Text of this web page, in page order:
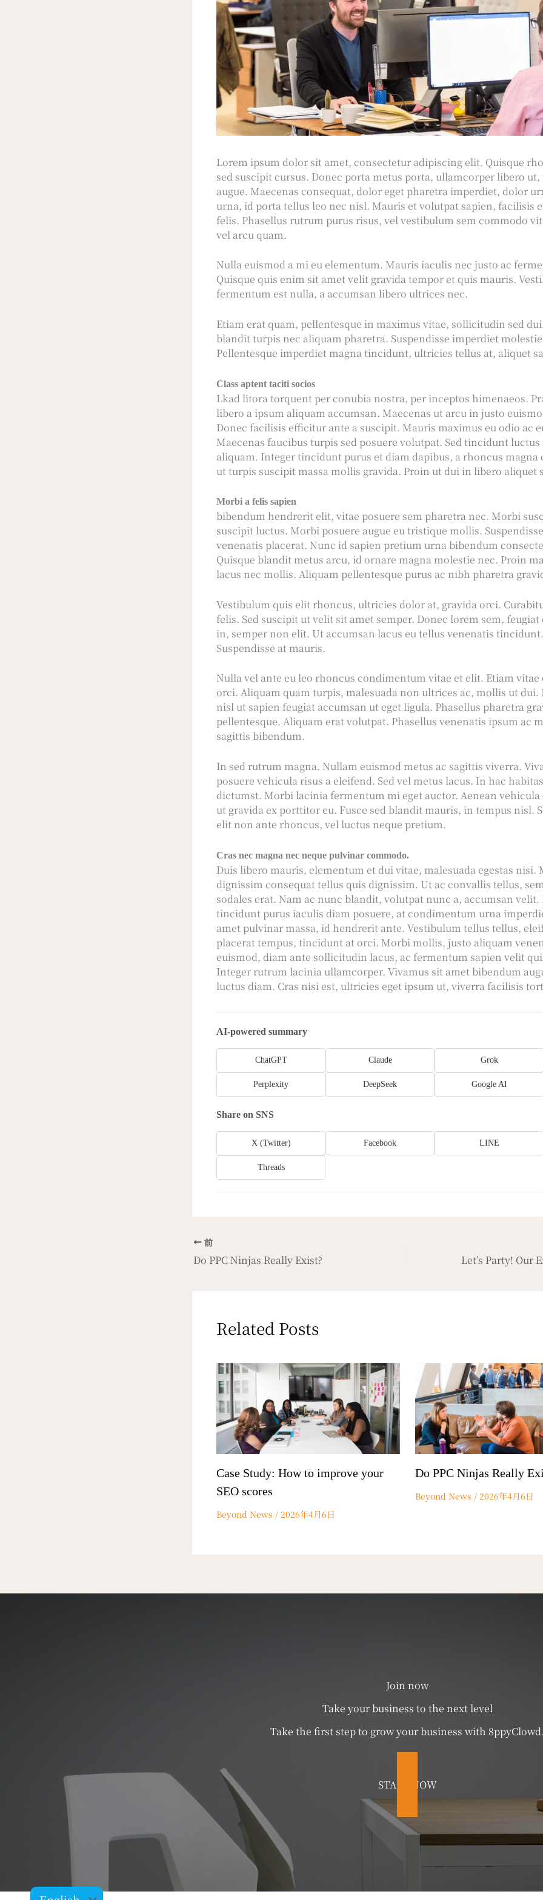
Lorem ipsum dolor sit amet, consectetur adipiscing elit. Quisque
sed suscipit cursus. Donec porta metus porta, ullamcorper libero
augue. Maecenas consequat, dolor eget pharetra imperdiet, dolor
urna, id porta tellus leo nec nisl. Mauris et volutpat sapien, facilisis
felis. Phasellus rutrum purus risus, vel vestibulum sem commodo
vel arcu quam.
Nulla euismod a mi eu elementum. Mauris iaculis nec justo ac
Quisque quis enim sit amet velit gravida tempor et quis mauris.
fermentum est nulla, a accumsan libero ultrices nec.
Etiam erat quam, pellentesque in maximus vitae, sollicitudin sed
blandit turpis nec aliquam pharetra. Suspendisse imperdiet
Pellentesque imperdiet magna tincidunt, ultricies tellus at, aliquet
Class aptent taciti socios
Lkad litora torquent per conubia nostra, per inceptos himenaeos.
libero a ipsum aliquam accumsan. Maecenas ut arcu in justo
Donec facilisis efficitur ante a suscipit. Mauris maximus eu odio ac
Maecenas faucibus turpis sed posuere volutpat. Sed tincidunt luctus
aliquam. Integer tincidunt purus et diam dapibus, a rhoncus magna
ut turpis suscipit massa mollis gravida. Proin ut dui in libero aliquet
Morbi a felis sapien
bibendum hendrerit elit, vitae posuere sem pharetra nec. Morbi
suscipit luctus. Morbi posuere augue eu tristique mollis.
venenatis placerat. Nunc id sapien pretium urna bibendum
Quisque blandit metus arcu, id ornare magna molestie nec. Proin
lacus nec mollis. Aliquam pellentesque purus ac nibh pharetra
Vestibulum quis elit rhoncus, ultricies dolor at, gravida orci.
felis. Sed suscipit ut velit sit amet semper. Donec lorem sem, feugiat
in, semper non elit. Ut accumsan lacus eu tellus venenatis tincidunt.
Suspendisse at mauris.
Nulla vel ante eu leo rhoncus condimentum vitae et elit. Etiam
orci. Aliquam quam turpis, malesuada non ultrices ac, mollis ut dui.
nisl ut sapien feugiat accumsan ut eget ligula. Phasellus pharetra
pellentesque. Aliquam erat volutpat. Phasellus venenatis ipsum ac
sagittis bibendum.
In sed rutrum magna. Nullam euismod metus ac sagittis viverra.
posuere vehicula risus a eleifend. Sed vel metus lacus. In hac
dictumst. Morbi lacinia fermentum mi eget auctor. Aenean vehicula
ut gravida ex porttitor eu. Fusce sed blandit mauris, in tempus nisl.
elit non ante rhoncus, vel luctus neque pretium.
Cras nec magna nec neque pulvinar commodo.
Duis libero mauris, elementum et dui vitae, malesuada egestas nisi.
dignissim consequat tellus quis dignissim. Ut ac convallis tellus,
sodales erat. Nam ac nunc blandit, volutpat nunc a, accumsan velit.
tincidunt purus iaculis diam posuere, at condimentum urna
amet pulvinar massa, id hendrerit ante. Vestibulum tellus tellus,
placerat tempus, tincidunt at orci. Morbi mollis, justo aliquam
euismod, diam ante sollicitudin lacus, ac fermentum sapien velit
Integer rutrum lacinia ullamcorper. Vivamus sit amet bibendum
luctus diam. Cras nisi est, ultricies eget ipsum ut, viverra facilisis
AI-powered summary
ChatGPT Claude Grok
Perplexity DeepSeek Google AI
Share on SNS
X (Twitter) Facebook LINE
Threads
前
Do PPC Ninjas Really Exist?
Related Posts
Case Study: How to improve your
SEO scores
Beyond News / 2026年4月6日
Do PPC Ninjas Really
Beyond News / 2026年4月6日
Join now
Take your business to the next level
Take the first step to grow your business with
START NOW